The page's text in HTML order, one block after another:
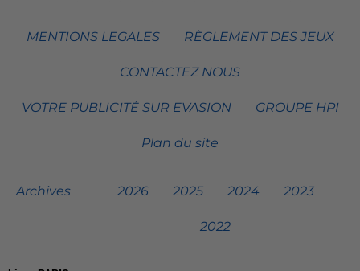
MENTIONS LEGALES RÈGLEMENT DES JEUX
CONTACTEZ NOUS
VOTRE PUBLICITÉ SUR EVASION GROUPE HPI
Plan du site
Archives 2026 2025 2024 2023
2022